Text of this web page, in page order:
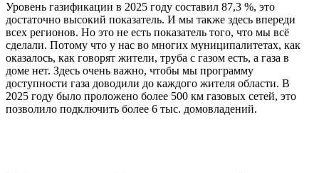
Уровень газификации в 2025 году составил 87,3 %, это
достаточно высокий показатель. И мы также здесь впереди
всех регионов. Но это не есть показатель того, что мы всё
сделали. Потому что у нас во многих муниципалитетах, как
оказалось, как говорят жители, труба с газом есть, а газа в
доме нет. Здесь очень важно, чтобы мы программу
доступности газа доводили до каждого жителя области. В
2025 году было проложено более 500 км газовых сетей, это
позволило подключить более 6 тыс. домовладений.